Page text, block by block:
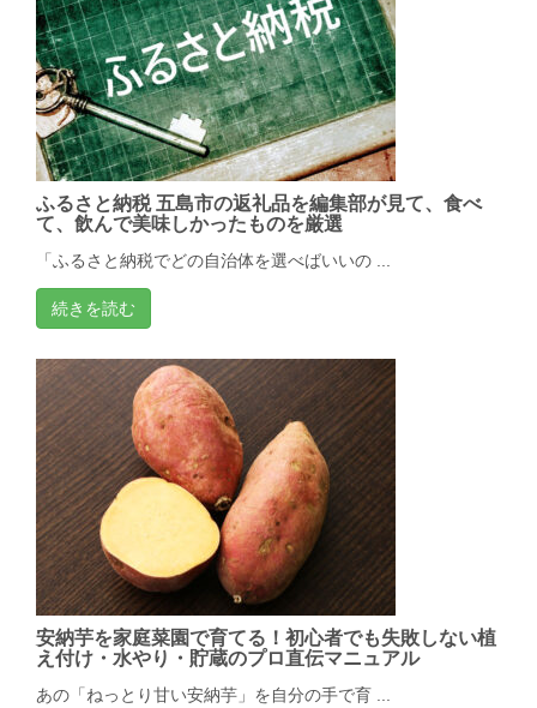
ふるさと納税 五島市の返礼品を編集部が見て、食べ
て、飲んで美味しかったものを厳選
「ふるさと納税でどの自治体を選べばいいの ...
続きを読む
安納芋を家庭菜園で育てる！初心者でも失敗しない植
え付け・水やり・貯蔵のプロ直伝マニュアル
あの「ねっとり甘い安納芋」を自分の手で育 ...